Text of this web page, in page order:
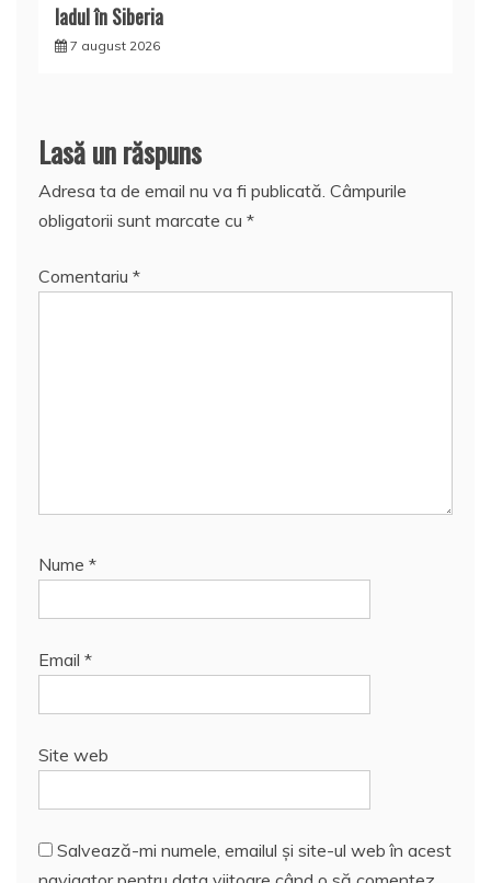
Iadul în Siberia
7 august 2026
Lasă un răspuns
Adresa ta de email nu va fi publicată. Câmpurile
obligatorii sunt marcate cu *
Comentariu *
Nume *
Email *
Site web
Salvează-mi numele, emailul și site-ul web în acest